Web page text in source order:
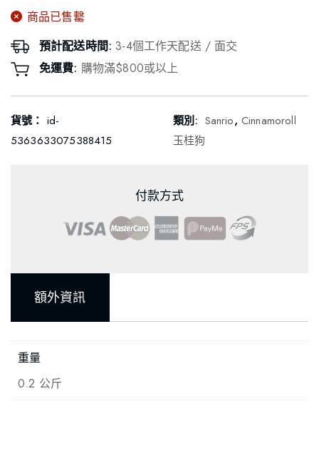
商品已售罊
預計配送時間:3-4個工作天配送 / 面交
免運費: 購物滿$800或以上
貨號： id-
5363633075388415
類別: Sanrio, Cinnamoroll
玉桂狗
付款方式
額外資訊
重量
0.2 公斤